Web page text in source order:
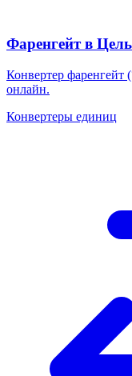
Фаренгейт в
Конвертер фаренгейт
онлайн.
Конвертеры единиц